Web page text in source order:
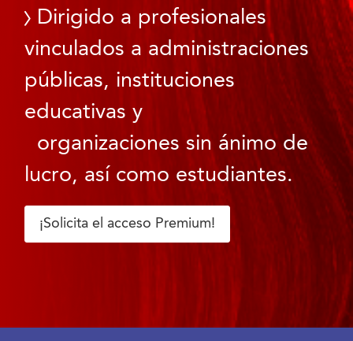
Dirigido a profesionales
vinculados a administraciones
públicas, instituciones
educativas y
organizaciones sin ánimo de
lucro, así como estudiantes.
¡Solicita el acceso Premium!